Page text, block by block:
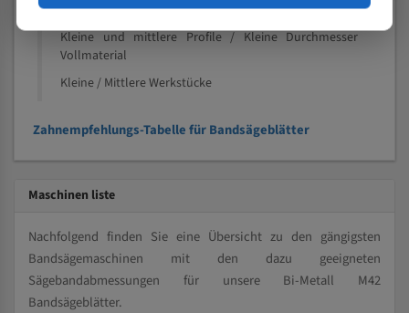
Speziell entwickelt für Profile / Rohre
Kleine und mittlere Profile / Kleine Durchmesser
Vollmaterial
Kleine / Mittlere Werkstücke
Zahnempfehlungs-Tabelle für Bandsägeblätter
Maschinen liste
Nachfolgend finden Sie eine Übersicht zu den gängigsten
Bandsägemaschinen mit den dazu geeigneten
Sägebandabmessungen für unsere Bi-Metall M42
Bandsägeblätter.